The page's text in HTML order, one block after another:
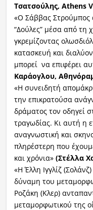
Τσατσούλης, Athens
«Ο Σάββας Στρούμπος
“Δούλες” μέσα από τη
γκρεμίζοντας
κατασκευή και
μπορεί να επιφέρει
Καράογλου,
«Η συνειδητή
την επικρατούσα
δράματος τον οδηγεί
τραγωδίας. Κι αυτή η
αναγνωστική και
πληρέστερη που
και χρόνια» (Στέλλα
«Η Έλλη Ιγγλίζ
δύναμη του
Ροζάκη (Κλερ)
μεταμορφωτικού της